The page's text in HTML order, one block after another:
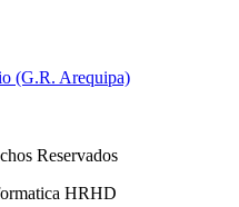
(G.R. Arequipa)
Reservados
HRHD